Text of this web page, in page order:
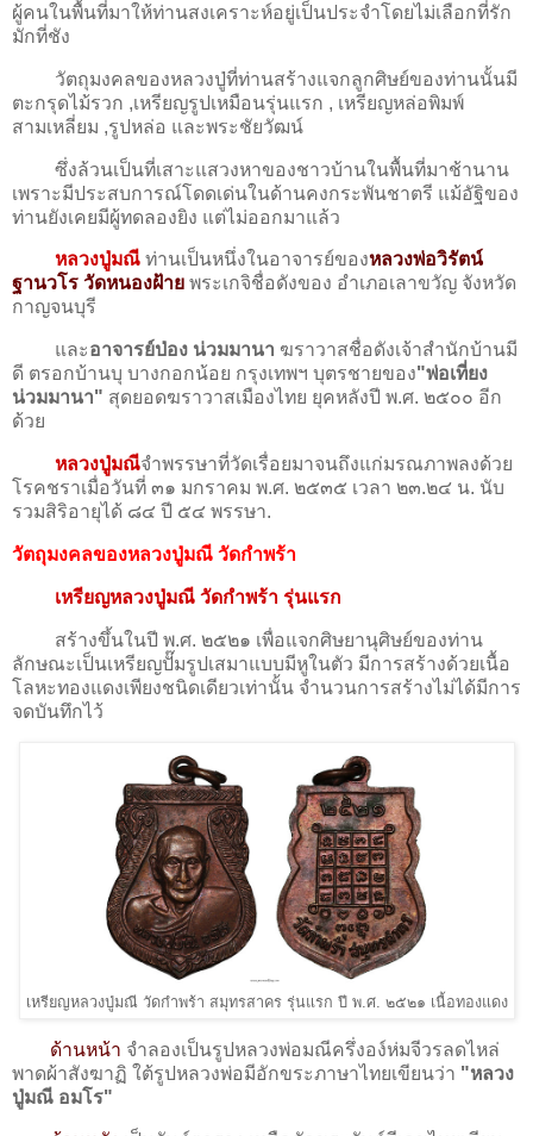
ผู้คนในพื้นที่มาให้ท่านสงเคราะห์อยู่เป็นประจำโดยไม่เลือกที่รัก
มักที่ชัง
วัตถุมงคลของหลวงปู่ที่ท่านสร้างแจกลูกศิษย์ของท่านนั้นมี
ตะกรุดไม้รวก ,เหรียญรูปเหมือนรุ่นแรก , เหรียญหล่อพิมพ์
สามเหลี่ยม ,รูปหล่อ และพระชัยวัฒน์
ซึ่งล้วนเป็นที่เสาะแสวงหาของชาวบ้านในพื้นที่มาช้านาน
เพราะมีประสบการณ์โดดเด่นในด้านคงกระพันชาตรี แม้อัฐิของ
ท่านยังเคยมีผู้ทดลองยิง แต่ไม่ออกมาแล้ว
หลวงปู่มณี ท่านเป็นหนึ่งในอาจารย์ของหลวงพ่อวิรัตน์
ฐานวโร วัดหนองฝ้าย พระเกจิชื่อดังของ อำเภอเลาขวัญ จังหวัด
กาญจนบุรี
และอาจารย์ป่อง น่วมมานา ฆราวาสชื่อดังเจ้าสำนักบ้านมี
ดี ตรอกบ้านบุ บางกอกน้อย กรุงเทพฯ บุตรชายของ"พ่อเที่ยง
น่วมมานา" สุดยอดฆราวาสเมืองไทย ยุคหลังปี พ.ศ. ๒๕๐๐ อีก
ด้วย
หลวงปู่มณีจำพรรษาที่วัดเรื่อยมาจนถึงแก่มรณภาพลงด้วย
โรคชราเมื่อวันที่ ๓๑ มกราคม พ.ศ. ๒๕๓๕ เวลา ๒๓.๒๔ น. นับ
รวมสิริอายุได้ ๘๔ ปี ๕๔ พรรษา.
วัตถุมงคลของหลวงปู่มณี วัดกำพร้า
เหรียญหลวงปู่มณี วัดกำพร้า รุ่นแรก
สร้างขึ้นในปี พ.ศ. ๒๕๒๑ เพื่อแจกศิษยานุศิษย์ของท่าน
ลักษณะเป็นเหรียญปั๊มรูปเสมาแบบมีหูในตัว มีการสร้างด้วยเนื้อ
โลหะทองแดงเพียงชนิดเดียวเท่านั้น จำนวนการสร้างไม่ได้มีการ
จดบันทึกไว้
เหรียญหลวงปู่มณี วัดกำพร้า สมุทรสาคร รุ่นแรก ปี พ.ศ. ๒๕๒๑ เนื้อทองแดง
ด้านหน้า จำลองเป็นรูปหลวงพ่อมณีครึ่งอง์ห่มจีวรลดไหล่
พาดผ้าสังฆาฏิ ใต้รูปหลวงพ่อมีอักขระภาษาไทยเขียนว่า "หลวง
ปู่มณี อมโร"